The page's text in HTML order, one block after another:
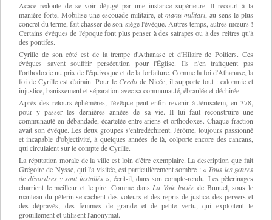
Acace redoute de se voir déjugé par une instance supérieure. Il recourt à la
manière forte, Mobilise une escouade militaire, et manu militari, au sens le plus
concret du terme, fait chasser de son siège l'évêque. Autres temps, autres mœurs !
Certains évêques de l'époque font plus penser à des satrapes ou à des reîtres qu'à
des pontifes.
Cyrille de son côté est de la trempe d'Athanase et d'Hilaire de Poitiers. Ces
évêques savent souffrir persécution pour l'Église. Ils n'en trafiquent pas
l'orthodoxie nu prix de l'équivoque et de la forfaiture. Comme la foi d'Athanase, la
foi de Cyrille est d'airain. Pour le Credo de Nicée, il supporte tout : calomnie et
injustice, banissement et séparation avec sa communauté, ébranlée et déchirée.
Après des retours éphémères, l'évêque peut enfin revenir à Jérusalem, en 378,
pour y passer les dernières années de sa vie. Il lui faut reconstruire une
communauté en débandade, écartelée entre ariens et orthodoxes. Chaque fraction
avait son évêque. Les deux groupes s'entredéchirent. Jérôme, toujours passionné
et incapable d'objectivité, à quelques années de là, colporte encore des cancans,
qui circulaient sur le compte de Cyrille.
La réputation morale de la ville est loin d'être exemplaire. La description que fait
Grégoire de Nysse, qui l'a visitée, est particulièrement sombre : «Tous les genres
de désordres y sont installés », écrit-il, dans son compte-rendu. Les pèlerinages
charrient le meilleur et le pire. Comme dans La Voie lactée de Bunuel, sous le
manteau du pèlerin se cachent des voleurs et des repris de justice. des pervers et
des dépravés, des femmes de grande et de petite vertu, qui exploitent le
grouillement et utilisent l'anonymat.